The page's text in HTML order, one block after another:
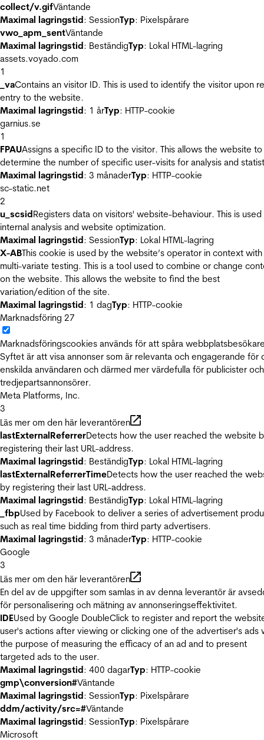
collect/v.gifVäntande
Maximal lagringstid: SessionTyp: Pixelspårare
vwo_apm_sentVäntande
Maximal lagringstid: BeständigTyp: Lokal HTML-lagring
assets.voyado.com
1
_vaContains an visitor ID. This is used to identify the visitor upon
entry to the website.
Maximal lagringstid: 1 årTyp: HTTP-cookie
garnius.se
1
FPAUAssigns a specific ID to the visitor. This allows the website to
determine the number of specific user-visits for analysis and
Maximal lagringstid: 3 månaderTyp: HTTP-cookie
sc-static.net
2
u_scsidRegisters data on visitors' website-behaviour. This is
internal analysis and website optimization.
Maximal lagringstid: SessionTyp: Lokal HTML-lagring
X-ABThis cookie is used by the website’s operator in context with
multi-variate testing. This is a tool used to combine or change
on the website. This allows the website to find the best
variation/edition of the site.
Maximal lagringstid: 1 dagTyp: HTTP-cookie
Marknadsföring 27
Marknadsföringscookies används för att spåra
Syftet är att visa annonser som är relevanta och engagerande för
enskilda användaren och därmed mer värdefulla för publicister och
tredjepartsannonsörer.
Meta Platforms, Inc.
3
Läs mer om den här leverantören
lastExternalReferrerDetects how the user reached the website
registering their last URL-address.
Maximal lagringstid: BeständigTyp: Lokal HTML-lagring
lastExternalReferrerTimeDetects how the user reached the
by registering their last URL-address.
Maximal lagringstid: BeständigTyp: Lokal HTML-lagring
_fbpUsed by Facebook to deliver a series of advertisement
such as real time bidding from third party advertisers.
Maximal lagringstid: 3 månaderTyp: HTTP-cookie
Google
3
Läs mer om den här leverantören
En del av de uppgifter som samlas in av denna leverantör är
för personalisering och mätning av annonseringseffektivitet.
IDEUsed by Google DoubleClick to register and report the
user's actions after viewing or clicking one of the advertiser's ads
the purpose of measuring the efficacy of an ad and to present
targeted ads to the user.
Maximal lagringstid: 400 dagarTyp: HTTP-cookie
gmp\conversion#Väntande
Maximal lagringstid: SessionTyp: Pixelspårare
ddm/activity/src=#Väntande
Maximal lagringstid: SessionTyp: Pixelspårare
Microsoft